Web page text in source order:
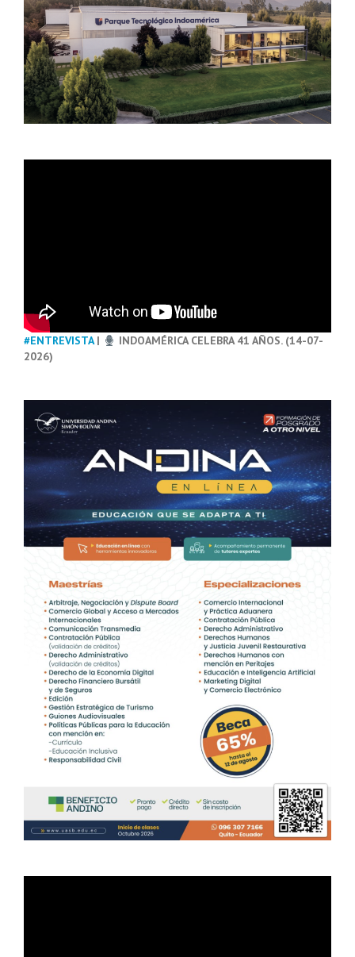
#ENTREVISTA|
INDOAMÉRICA CELEBRA 41 AÑOS. (14-07-
2026)